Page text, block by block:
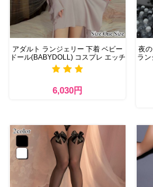
アダルト ランジェリー 下着 ベビー
ドール(BABYDOLL) コスプレ エッチ
6,030円
夜
ラン